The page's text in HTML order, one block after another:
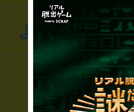
よくあるお
▼一